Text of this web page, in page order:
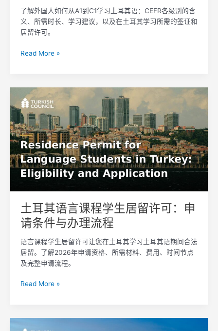
了解外国人如何从A1到C1学习土耳其语：CEFR各级别的含
义、所需时长、学习建议，以及在土耳其学习所需的签证和
居留许可。
语
Read More »
土耳其语言课程学生居留许可：申
请条件与办理流程
语言课程学生居留许可让您在土耳其学习土耳其语期间合法
居留。了解2026年申请资格、所需材料、费用、时间节点
及完整申请流程。
耳
其
语
言
课
程
学
生
许
可：
请
条
件
办
程
Read More »